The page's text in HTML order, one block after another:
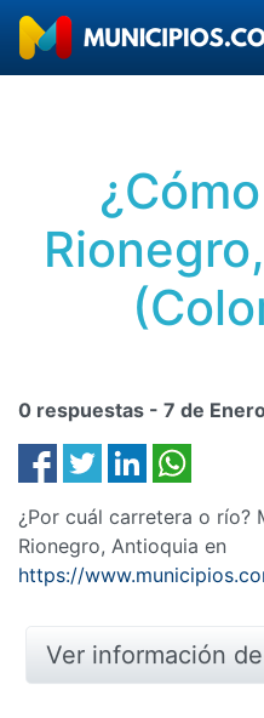
0 respuestas - 7 de
¿Por cuál carretera o río?
Rionegro, Antioquia en
https://
Ver información